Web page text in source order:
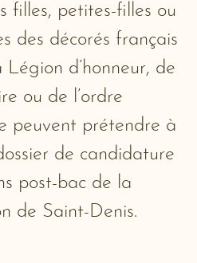
filles, petites-filles ou
des décorés français
d’honneur, de
ou de l’ordre
peuvent prétendre à
de candidature
post-bac de la
de Saint-Denis.